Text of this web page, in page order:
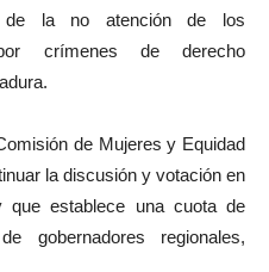
de la no atención de los
crímenes de derecho
de Mujeres y Equidad
la discusión y votación en
que establece una cuota de
gobernadores regionales,